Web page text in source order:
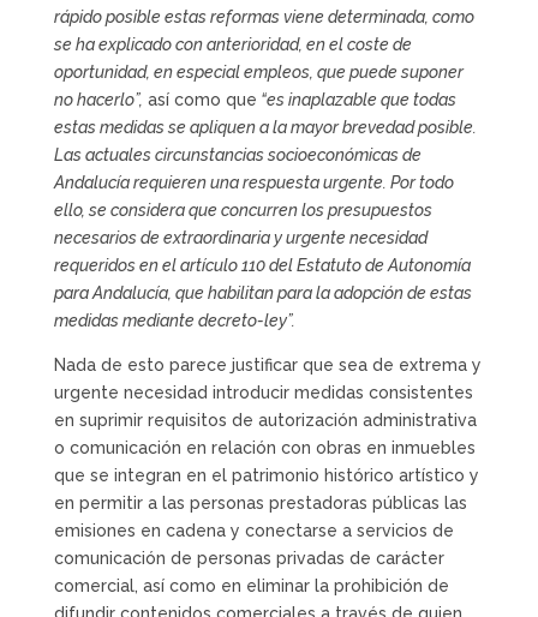
rápido posible estas reformas viene determinada, como
se ha explicado con anterioridad, en el coste de
oportunidad, en especial empleos, que puede suponer
no hacerlo”, así como que “es inaplazable que todas
estas medidas se apliquen a la mayor brevedad posible.
Las actuales circunstancias socioeconómicas de
Andalucía requieren una respuesta urgente. Por todo
ello, se considera que concurren los presupuestos
necesarios de extraordinaria y urgente necesidad
requeridos en el artículo 110 del Estatuto de Autonomía
para Andalucía, que habilitan para la adopción de estas
medidas mediante decreto-ley”.
Nada de esto parece justificar que sea de extrema y
urgente necesidad introducir medidas consistentes
en suprimir requisitos de autorización administrativa
o comunicación en relación con obras en inmuebles
que se integran en el patrimonio histórico artístico y
en permitir a las personas prestadoras públicas las
emisiones en cadena y conectarse a servicios de
comunicación de personas privadas de carácter
comercial, así como en eliminar la prohibición de
difundir contenidos comerciales a través de quien